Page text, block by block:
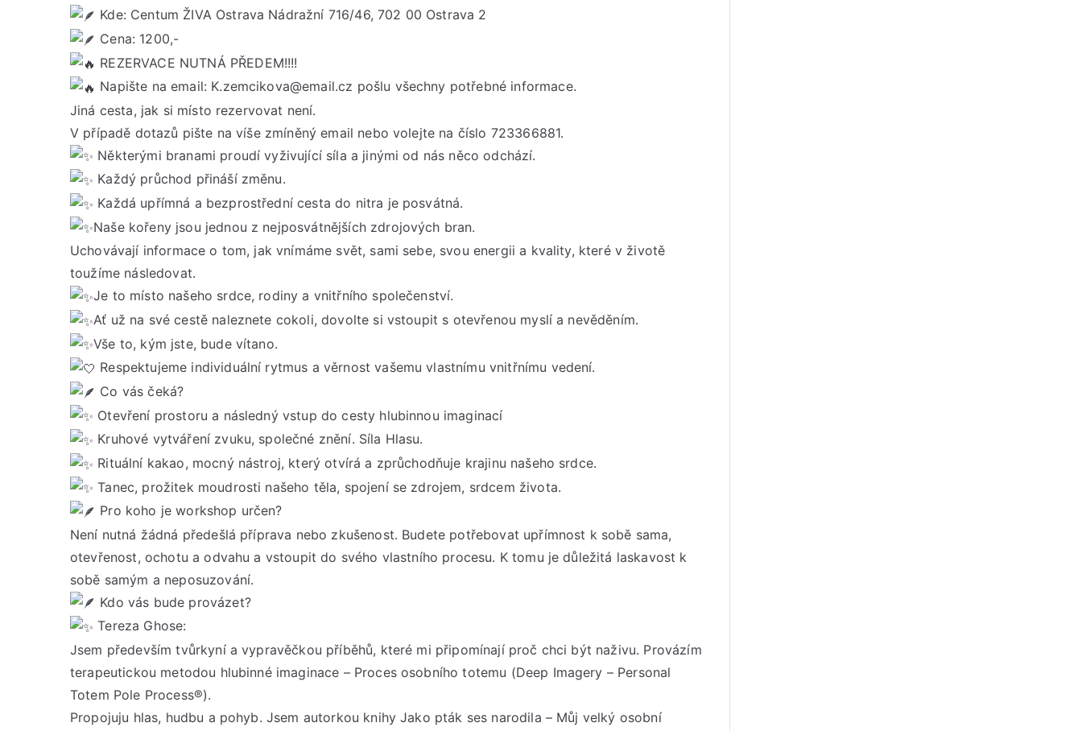
Kde: Centum ŽIVA Ostrava Nádražní 716/46, 702 00 Ostrava 2
Cena: 1200,-
REZERVACE NUTNÁ PŘEDEM!!!!
Napište na email: K.zemcikova@email.cz pošlu všechny potřebné informace.
Jiná cesta, jak si místo rezervovat není.
V případě dotazů pište na víše zmíněný email nebo volejte na číslo 723366881.
Některými branami proudí vyživující síla a jinými od nás něco odchází.
Každý průchod přináší změnu.
Každá upřímná a bezprostřední cesta do nitra je posvátná.
Naše kořeny jsou jednou z nejposvátnějších zdrojových bran.
Uchovávají informace o tom, jak vnímáme svět, sami sebe, svou energii a kvality, které v životě
toužíme následovat.
Je to místo našeho srdce, rodiny a vnitřního společenství.
Ať už na své cestě naleznete cokoli, dovolte si vstoupit s otevřenou myslí a nevěděním.
Vše to, kým jste, bude vítano.
Respektujeme individuální rytmus a věrnost vašemu vlastnímu vnitřnímu vedení.
Co vás čeká?
Otevření prostoru a následný vstup do cesty hlubinnou imaginací
Kruhové vytváření zvuku, společné znění. Síla Hlasu.
Rituální kakao, mocný nástroj, který otvírá a zprůchodňuje krajinu našeho srdce.
Tanec, prožitek moudrosti našeho těla, spojení se zdrojem, srdcem života.
Pro koho je workshop určen?
Není nutná žádná předešlá příprava nebo zkušenost. Budete potřebovat upřímnost k sobě sama,
otevřenost, ochotu a odvahu a vstoupit do svého vlastního procesu. K tomu je důležitá laskavost k
sobě samým a neposuzování.
Kdo vás bude provázet?
Tereza Ghose:
Jsem především tvůrkyní a vypravěčkou příběhů, které mi připomínají proč chci být naživu. Provázím
terapeutickou metodou hlubinné imaginace – Proces osobního totemu (Deep Imagery – Personal
Totem Pole Process®).
Propojuju hlas, hudbu a pohyb. Jsem autorkou knihy Jako pták ses narodila – Můj velký osobní